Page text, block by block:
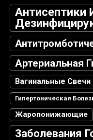
Антисептики
Артериальная
Вагинальные Свечи
Гипертоническая
Жаропонижающие
Заболевания